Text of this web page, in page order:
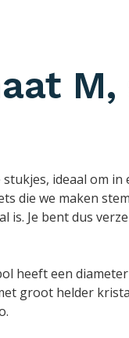
M,
ideaal om in
die we maken
Je bent dus
heeft een
groot helder